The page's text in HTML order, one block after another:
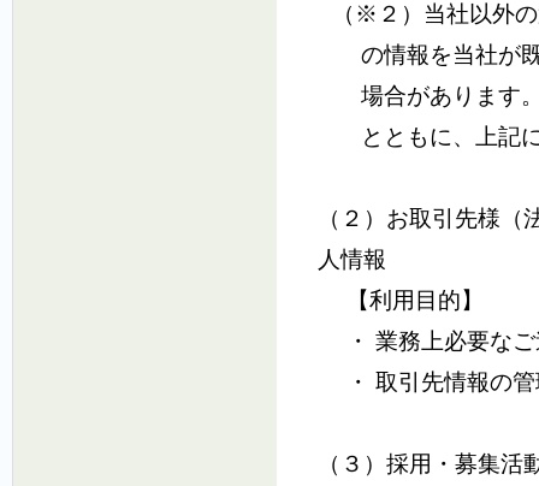
（※２）当社以外
の情報を当社が
場合があります
とともに、上記
（２）お取引先様
人情報
【利用目的】
・ 業務上必要な
・ 取引先情報の
（３）採用・募集